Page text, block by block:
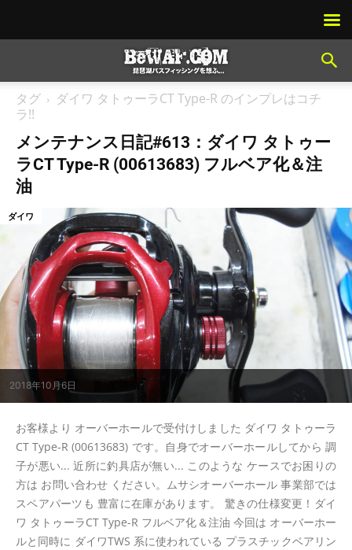
タグ
ダイワ タトゥーラCT Type-R のインプレはコチ
ラ!!
メンテナンス日記#613：ダイワ タトゥー
ラCT Type-R (00613683) フルベア化＆注
油
2018年10月6日
ダイワ
お客様より オーバーホールで受付けしました ダイワ タトゥーラ
CT Type-R (00613683) です。自身でオーバーホールしてから 調
子が悪い... 近所に釣具店が無い... このような ケースでお困りの
方は お問い合わせ ください。ムサシオーバーホール 事業部では
スペアパーツも 豊富に在庫があります。 驚きの仕様変更！ダイ
ワ タトゥーラCT Type-R フルベア化＆注油 今回は オーバーホー
ルと同時に ダイワTWS 系に使われている プラスチックベアリン